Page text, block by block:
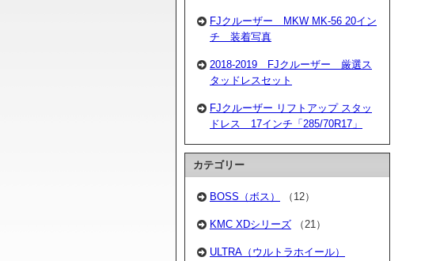
FJクルーザー MKW MK-56 20イン
チ 装着写真
2018-2019 FJクルーザー 厳選ス
タッドレスセット
FJクルーザー リフトアップ スタッ
ドレス 17インチ「285/70R17」
カテゴリー
BOSS（ボス） （12）
KMC XDシリーズ （21）
ULTRA（ウルトラホイール）